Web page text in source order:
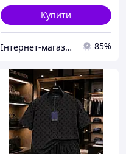
Купити
Інтернет-магазин SALE TOOLS 85%